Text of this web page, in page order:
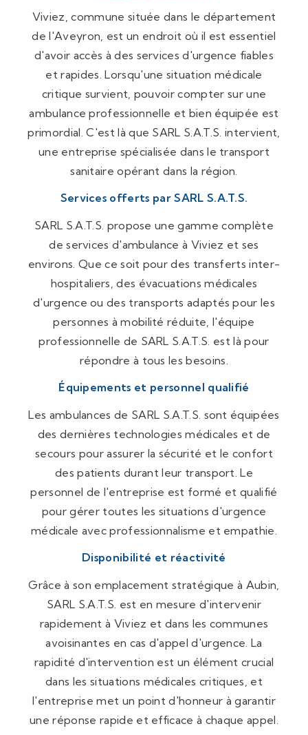
Viviez, commune située dans le département
de l'Aveyron, est un endroit où il est essentiel
d'avoir accès à des services d'urgence fiables
et rapides. Lorsqu'une situation médicale
critique survient, pouvoir compter sur une
ambulance professionnelle et bien équipée est
primordial. C'est là que SARL S.A.T.S. intervient,
une entreprise spécialisée dans le transport
sanitaire opérant dans la région.
Services offerts par SARL S.A.T.S.
SARL S.A.T.S. propose une gamme complète
de services d'ambulance à Viviez et ses
environs. Que ce soit pour des transferts inter-
hospitaliers, des évacuations médicales
d'urgence ou des transports adaptés pour les
personnes à mobilité réduite, l'équipe
professionnelle de SARL S.A.T.S. est là pour
répondre à tous les besoins.
Équipements et personnel qualifié
Les ambulances de SARL S.A.T.S. sont équipées
des dernières technologies médicales et de
secours pour assurer la sécurité et le confort
des patients durant leur transport. Le
personnel de l'entreprise est formé et qualifié
pour gérer toutes les situations d'urgence
médicale avec professionnalisme et empathie.
Disponibilité et réactivité
Grâce à son emplacement stratégique à Aubin,
SARL S.A.T.S. est en mesure d'intervenir
rapidement à Viviez et dans les communes
avoisinantes en cas d'appel d'urgence. La
rapidité d'intervention est un élément crucial
dans les situations médicales critiques, et
l'entreprise met un point d'honneur à garantir
une réponse rapide et efficace à chaque appel.